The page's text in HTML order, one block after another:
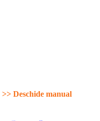
>> Deschide manual